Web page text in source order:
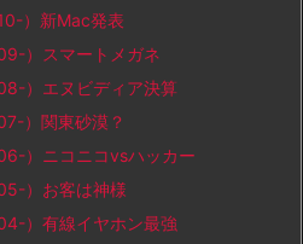
）新Mac発表
）スマートメガネ
）エヌビディア決算
）関東砂漠？
）ニコニコvsハッカー
）お客は神様
）有線イヤホン最強